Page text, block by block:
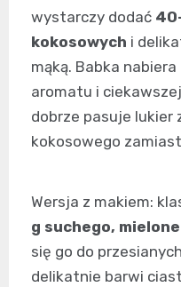
wystarczy dodać
kokosowych i
mąką. Babka
aromatu i
dobrze pasuje lukier
kokosowego
Wersja z makiem:
g suchego,
się go do
delikatnie barwi